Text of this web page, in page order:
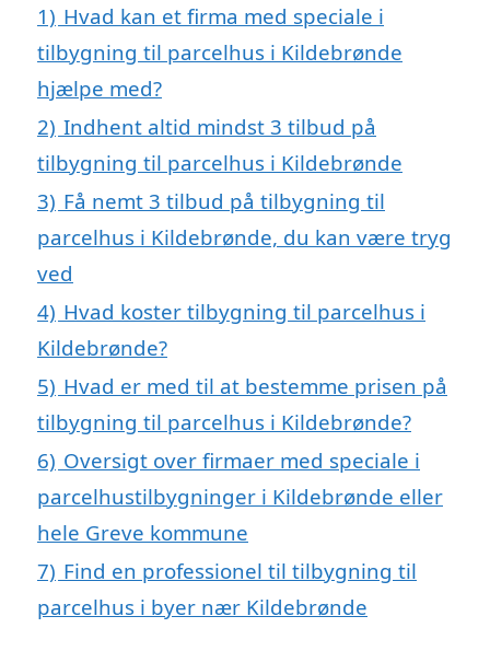
1) Hvad kan et firma med speciale i
tilbygning til parcelhus i Kildebrønde
hjælpe med?
2) Indhent altid mindst 3 tilbud på
tilbygning til parcelhus i Kildebrønde
3) Få nemt 3 tilbud på tilbygning til
parcelhus i Kildebrønde, du kan være tryg
ved
4) Hvad koster tilbygning til parcelhus i
Kildebrønde?
5) Hvad er med til at bestemme prisen på
tilbygning til parcelhus i Kildebrønde?
6) Oversigt over firmaer med speciale i
parcelhustilbygninger i Kildebrønde eller
hele Greve kommune
7) Find en professionel til tilbygning til
parcelhus i byer nær Kildebrønde